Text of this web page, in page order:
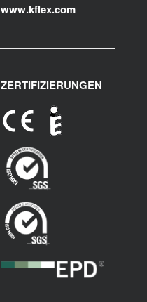
www.kflex.com
ZERTIFIZIERUNGEN